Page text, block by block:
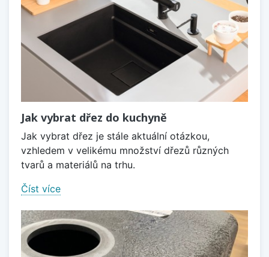
Jak vybrat dřez do kuchyně
Jak vybrat dřez je stále aktuální otázkou,
vzhledem v velikému množství dřezů různých
tvarů a materiálů na trhu.
Číst více